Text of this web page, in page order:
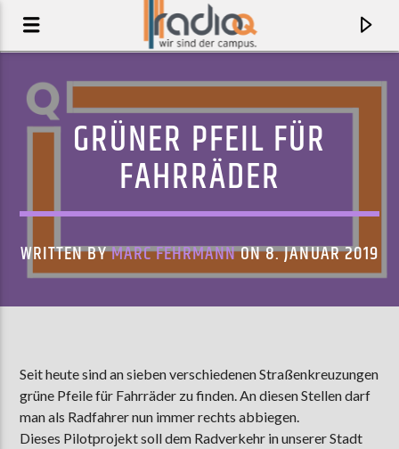
GREEN ROSES FEAT. NOVINE & LEAVV
MR. KÄFER
GRÜNER PFEIL FÜR
FAHRRÄDER
WRITTEN BYMARC FEHRMANNON 8. JANUAR 2019
Seit heute sind an sieben verschiedenen Straßenkreuzungen
grüne Pfeile für Fahrräder zu finden. An diesen Stellen darf
man als Radfahrer nun immer rechts abbiegen.
Dieses Pilotprojekt soll dem Radverkehr in unserer Stadt